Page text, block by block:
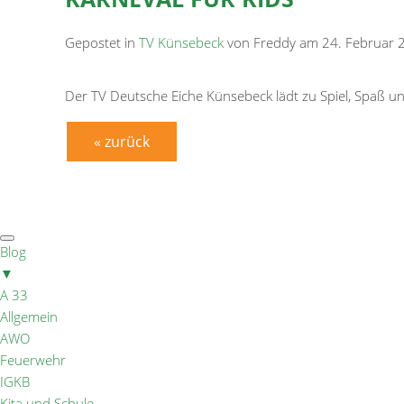
Gepostet in TV Künsebeck von Freddy am 24. Februar
Der TV Deutsche Eiche Künsebeck lädt zu Spiel, Spaß
« zurück
Blog
▼
A 33
Allgemein
AWO
Feuerwehr
IGKB